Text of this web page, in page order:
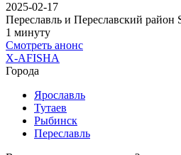
2025-02-17
Переславль и Переславский район
1 минуту
Смотреть анонс
X-AFISHA
Города
Ярославль
Тутаев
Рыбинск
Переславль